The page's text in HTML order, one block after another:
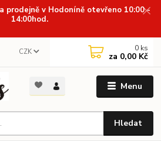
prodejně v Hodoníně otevřeno 10:00 -
14:00hod.
Menu
CZK
Hledat
0 ks
za 0,00 Kč